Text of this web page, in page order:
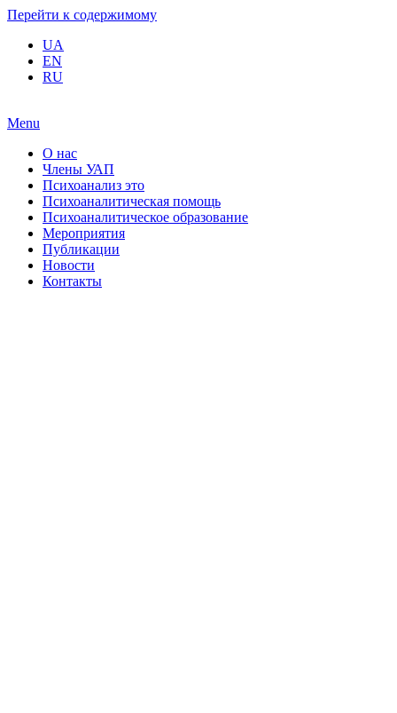
Перейти к содержимому
UA
EN
RU
Menu
О нас
Члены УАП
Психоанализ это
Психоаналитическая помощь
Психоаналитическое образование
Мероприятия
Публикации
Новости
Контакты